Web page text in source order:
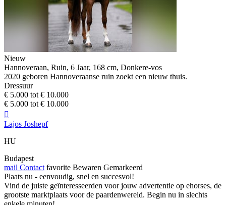
Nieuw
Hannoveraan, Ruin, 6 Jaar, 168 cm, Donkere-vos
2020 geboren Hannoveraanse ruin zoekt een nieuw thuis.
Dressuur
€ 5.000 tot € 10.000
€ 5.000 tot € 10.000

Lajos Joshepf
HU
Budapest
mail Contact favorite Bewaren Gemarkeerd
Plaats nu - eenvoudig, snel en succesvol!
Vind de juiste geïnteresseerden voor jouw advertentie op ehorses, de
grootste marktplaats voor de paardenwereld. Begin nu in slechts